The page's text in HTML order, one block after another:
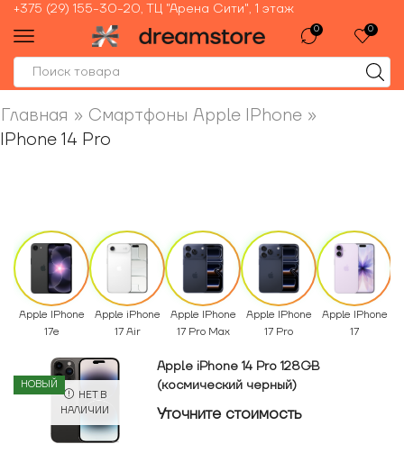
+375 (29) 155-30-20, ТЦ "Арена Сити", 1 этаж
0 0
Главная » Смартфоны Apple IPhone »
IPhone 14 Pro
Apple IPhone
17e
Apple iPhone
17 Air
Apple IPhone
17 Pro Max
Apple IPhone
17 Pro
Apple IPhone
17
НОВЫЙ
НЕТ В
НАЛИЧИИ
Apple iPhone 14 Pro 128GB
(космический черный)
Уточнитe стоимость